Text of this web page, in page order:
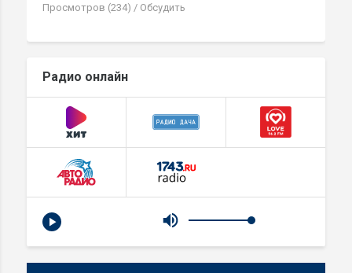
Просмотров (234) / Обсудить
Радио онлайн